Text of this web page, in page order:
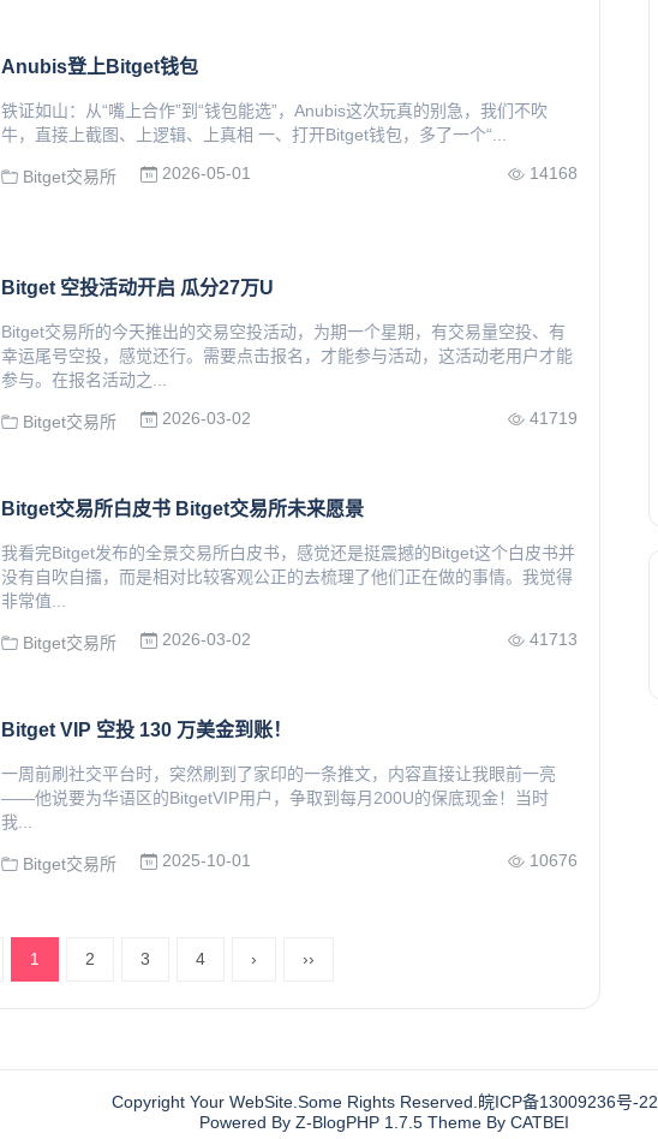
Anubis登上Bitget钱包
铁证如山：从“嘴上合作”到“钱包能选”，Anubis这次玩真的别急，我们不吹
牛，直接上截图、上逻辑、上真相 一、打开Bitget钱包，多了一个“...
Bitget交易所 2026-05-01 14168
Bitget 空投活动开启 瓜分27万U
Bitget交易所的今天推出的交易空投活动，为期一个星期，有交易量空投、有
幸运尾号空投，感觉还行。需要点击报名，才能参与活动，这活动老用户才能
参与。在报名活动之...
Bitget交易所 2026-03-02 41719
Bitget交易所白皮书 Bitget交易所未来愿景
我看完Bitget发布的全景交易所白皮书，感觉还是挺震撼的Bitget这个白皮书并
没有自吹自擂，而是相对比较客观公正的去梳理了他们正在做的事情。我觉得
非常值...
Bitget交易所 2026-03-02 41713
Bitget VIP 空投 130 万美金到账！
一周前刷社交平台时，突然刷到了家印的一条推文，内容直接让我眼前一亮
——他说要为华语区的BitgetVIP用户，争取到每月200U的保底现金！当时
我...
Bitget交易所 2025-10-01 10676
1 2 3 4 › ››
Copyright Your WebSite.Some Rights Reserved. 皖ICP备13009236号-22
Powered By Z-BlogPHP 1.7.5 Theme By CATBEI